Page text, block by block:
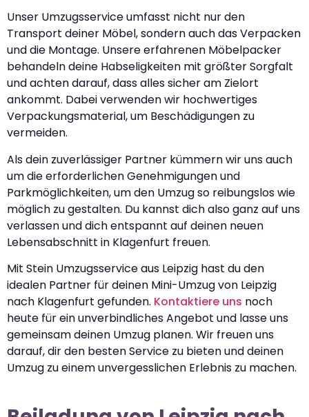
Unser Umzugsservice umfasst nicht nur den
Transport deiner Möbel, sondern auch das Verpacken
und die Montage. Unsere erfahrenen Möbelpacker
behandeln deine Habseligkeiten mit größter Sorgfalt
und achten darauf, dass alles sicher am Zielort
ankommt. Dabei verwenden wir hochwertiges
Verpackungsmaterial, um Beschädigungen zu
vermeiden.
Als dein zuverlässiger Partner kümmern wir uns auch
um die erforderlichen Genehmigungen und
Parkmöglichkeiten, um den Umzug so reibungslos wie
möglich zu gestalten. Du kannst dich also ganz auf uns
verlassen und dich entspannt auf deinen neuen
Lebensabschnitt in Klagenfurt freuen.
Mit Stein Umzugsservice aus Leipzig hast du den
idealen Partner für deinen Mini-Umzug von Leipzig
nach Klagenfurt gefunden. Kontaktiere uns noch
heute für ein unverbindliches Angebot und lasse uns
gemeinsam deinen Umzug planen. Wir freuen uns
darauf, dir den besten Service zu bieten und deinen
Umzug zu einem unvergesslichen Erlebnis zu machen.